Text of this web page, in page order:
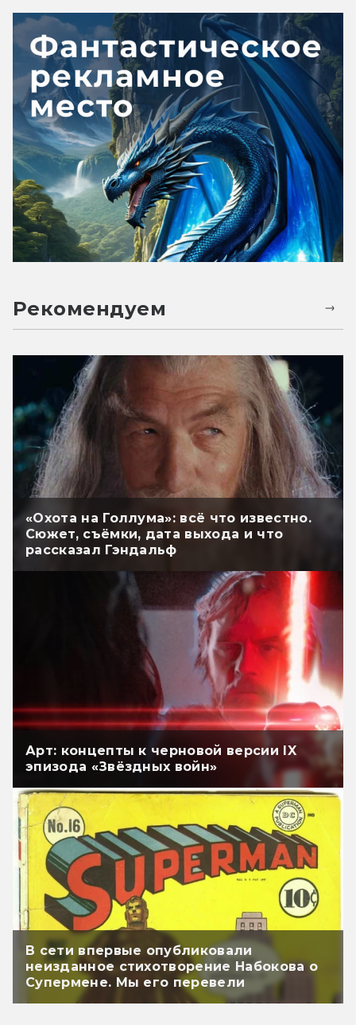
Рекомендуем
«Охота на Голлума»: всё что известно.
Сюжет, съёмки, дата выхода и что
рассказал Гэндальф
Арт: концепты к черновой версии IX
эпизода «Звёздных войн»
В сети впервые опубликовали
неизданное стихотворение Набокова о
Супермене. Мы его перевели